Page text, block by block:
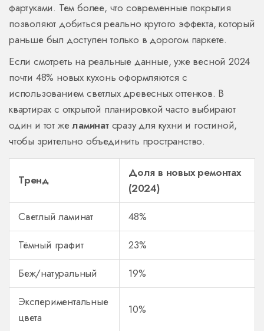
фартуками. Тем более, что современные покрытия
позволяют добиться реально крутого эффекта, который
раньше был доступен только в дорогом паркете.
Если смотреть на реальные данные, уже весной 2024
почти 48% новых кухонь оформляются с
использованием светлых древесных оттенков. В
квартирах с открытой планировкой часто выбирают
один и тот желаминатсразу для кухни и гостиной,
чтобы зрительно объединить пространство.
Тренд
Доля в новых ремонтах
(2024)
Светлый ламинат
48%
Тёмный графит
23%
Беж/натуральный
19%
Экспериментальные
цвета
10%